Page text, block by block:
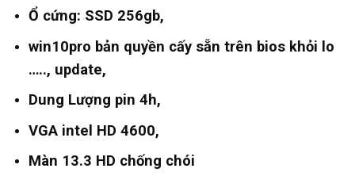
Ổ cứng: SSD 256gb,
win10pro bản quyền cấy sẵn trên bios khỏi lo
….., update,
Dung Lượng pin 4h,
VGA intel HD 4600,
Màn 13.3 HD chống chói